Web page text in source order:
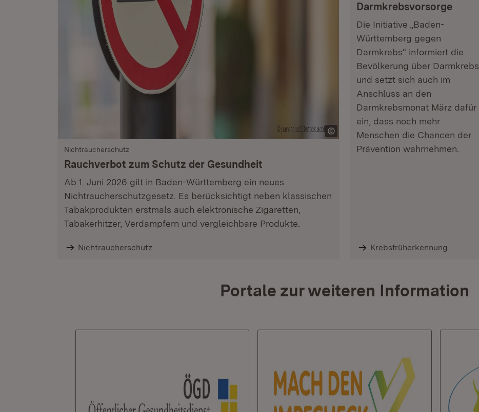
Nichtraucherschutz
Rauchverbot zum Schutz der Gesundheit
Ab 1. Juni 2026 gilt in Baden-Württemberg ein neues
Nichtraucherschutzgesetz. Es berücksichtigt neben klassischen
Tabakprodukten erstmals auch elektronische Zigaretten,
Tabakerhitzer, Verdampfern und vergleichbare Produkte.
Nichtraucherschutz
Darmkrebsvorsorge
Die Initiative „Baden-
Württemberg gegen
Darmkrebs“ informiert die
Bevölkerung über Darmkrebs
und setzt sich auch im
Anschluss an den
Darmkrebsmonat März dafür
ein, dass noch mehr
Menschen die Chancen der
Prävention wahrnehmen.
Krebsfrüherkennung
Portale zur weiteren Information